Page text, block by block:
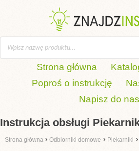
Strona główna
Poproś o instrukcję
Napisz do nas
Instrukcja obsługi
Strona główna › Odbiorniki domowe › Piekarniki ›